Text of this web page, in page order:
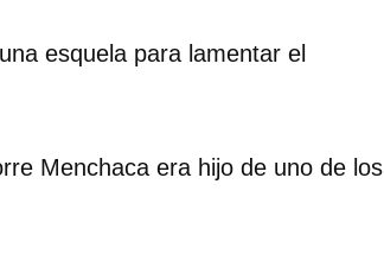
esquela para lamentar el
Menchaca era hijo de uno de los